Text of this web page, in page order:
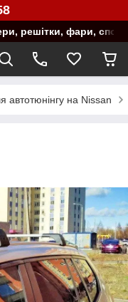
решітки, фари,
автотюнінгу на Nissan